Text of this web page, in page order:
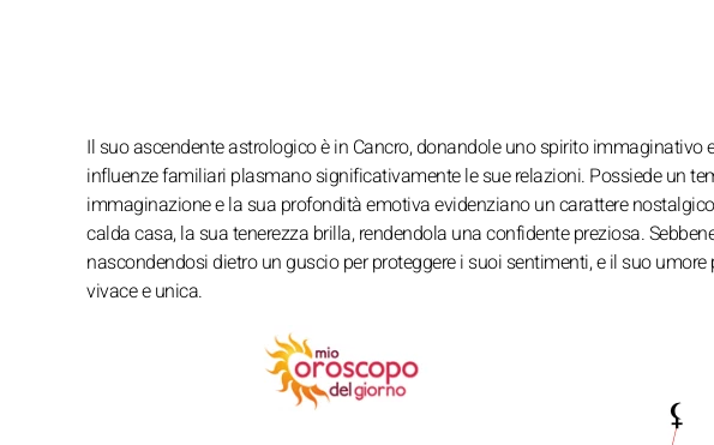
Il suo ascendente astrologico è in Cancro, donandole uno spirito immaginativo
influenze familiari plasmano significativamente le sue relazioni. Possiede un
immaginazione e la sua profondità emotiva evidenziano un carattere
calda casa, la sua tenerezza brilla, rendendola una confidente preziosa.
nascondendosi dietro un guscio per proteggere i suoi sentimenti, e il suo
vivace e unica.